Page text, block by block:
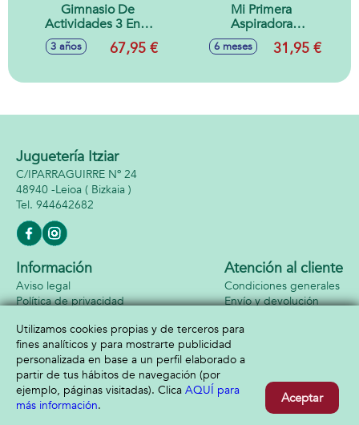
Gimnasio De
Actividades 3 En 1
Pataditas Y
Balanceo Fisher-
3 años 67,95 €
Mi Primera
Aspiradora
Multilenguaje
Fisher-Price Con 45
y Frases.
6 meses 31,95 €
Juguetería Itziar
C/IPARRAGUIRRE Nº 24
48940 -Leioa ( Bizkaia )
944642682
Información
Aviso legal
Política de privacidad
Atención al cliente
Condiciones generales
Envío y devolución
Formas de pago
Utilizamos cookies propias y de terceros para
fines analíticos y para mostrarte publicidad
personalizada en base a un perfil elaborado a
partir de tus hábitos de navegación (por
ejemplo, páginas visitadas). Clica AQUÍ para
más información. Aceptar